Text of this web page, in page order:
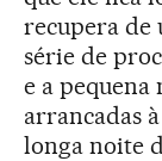
recupera de
série de
e a pequena
arrancadas
longa noite